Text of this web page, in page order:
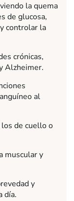
la quema
de glucosa,
controlar la
crónicas,
Alzheimer.
al
de cuello o
muscular y
y
día.